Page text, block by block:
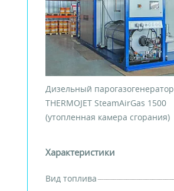
Дизельный парогазогенератор
THERMOJET SteamAirGas 1500
(утопленная камера сгорания)
Характеристики
Вид топлива